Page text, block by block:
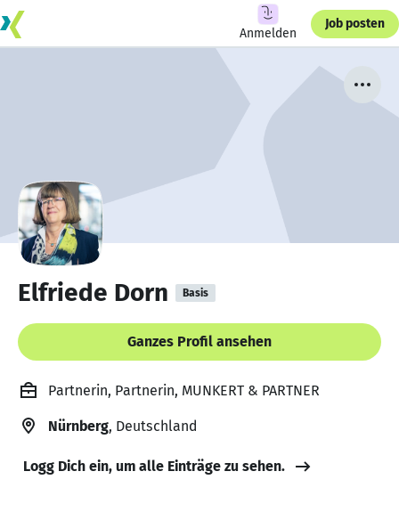
Anmelden
Job posten
Elfriede Dorn Basis
Ganzes Profil ansehen
Partnerin, Partnerin, MUNKERT & PARTNER
Nürnberg, Deutschland
Logg Dich ein, um alle Einträge zu sehen.